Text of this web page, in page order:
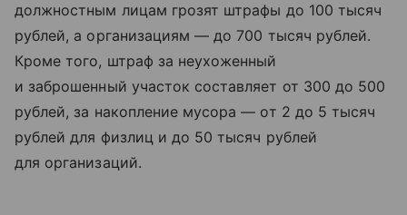
должностным лицам грозят штрафы до 100 тысяч
рублей, а организациям — до 700 тысяч рублей.
Кроме того, штраф за неухоженный
и заброшенный участок составляет от 300 до 500
рублей, за накопление мусора — от 2 до 5 тысяч
рублей для физлиц и до 50 тысяч рублей
для организаций.